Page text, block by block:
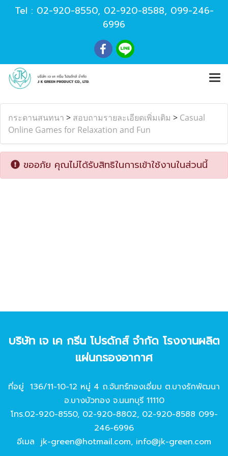
Tel : 02-920-8550, 02-920-8588, 099-246-
6996
กระดานสนทนา > สอบถามรายละเอียดเพิ่มเติม > Casual
Online Games for Relaxation and Fun
ขออภัย คุณไม่ได้รับสิทธิในการเข้าใช้งานในส่วนนี้
บริษัท เจ เค กรีน โปรดักส์ จํากัด โรงงานผลิต
แผ่นกรองอากาศ
ที่อยู่ 136/11-10-12 หมู่ 4 ถ.จันทร์ทองเอี่ยม ต.บางรักพัฒนา
อ.บางบัวทอง จ.นนทบุรี 11110
โทร.02-920-8550, 02-920-8802, 02-920-8588 099-
246-6996
อีเมล jk-green@hotmail.com, info@jk-green.com